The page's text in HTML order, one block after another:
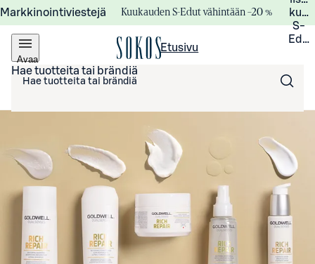
Markkinointiviestejä Kuukauden S-Edut vähintään –20 %
S-
Avaa
valikko
Etusivu
Hae tuotteita tai brändiä